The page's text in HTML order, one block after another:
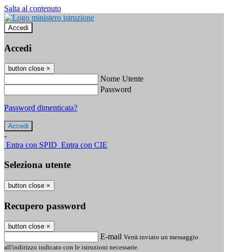
Salta al contenuto
Accedi
Accedi
button close ×
Nome Utente
Password
Password dimenticata?
-
Entra con SPID Entra con CIE
Seleziona utente
button close ×
Recupero password
button close ×
E-mail Verrà inviato un messaggio
all'indirizzo indicato con le istruzioni necessarie.